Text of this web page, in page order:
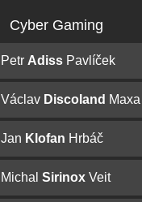
Cyber Gaming
Petr Adiss Pavlíček
Václav Discoland Maxa
Jan Klofan Hrbáč
Michal Sirinox Veit